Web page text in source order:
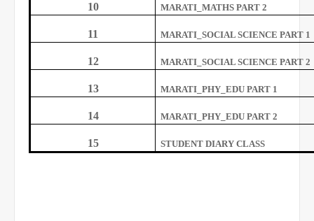
10 MARATI_MATHS PART 2
11 MARATI_SOCIAL SCIENCE PART 1
12 MARATI_SOCIAL SCIENCE PART 2
13 MARATI_PHY_EDU PART 1
14 MARATI_PHY_EDU PART 2
15 STUDENT DIARY CLASS